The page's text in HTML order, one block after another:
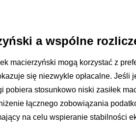
a wspólne
macierzyński mogą korzystać z
się niezwykle opłacalne. Jeśli
pobiera stosunkowo niski zasiłek
łącznego zobowiązania
na celu wspieranie stabilności